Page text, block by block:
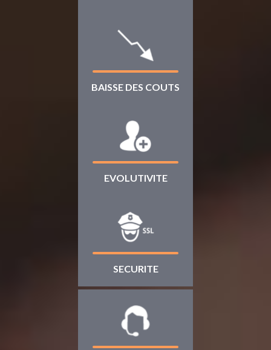
BAISSE DES COUTS
EVOLUTIVITE
SECURITE